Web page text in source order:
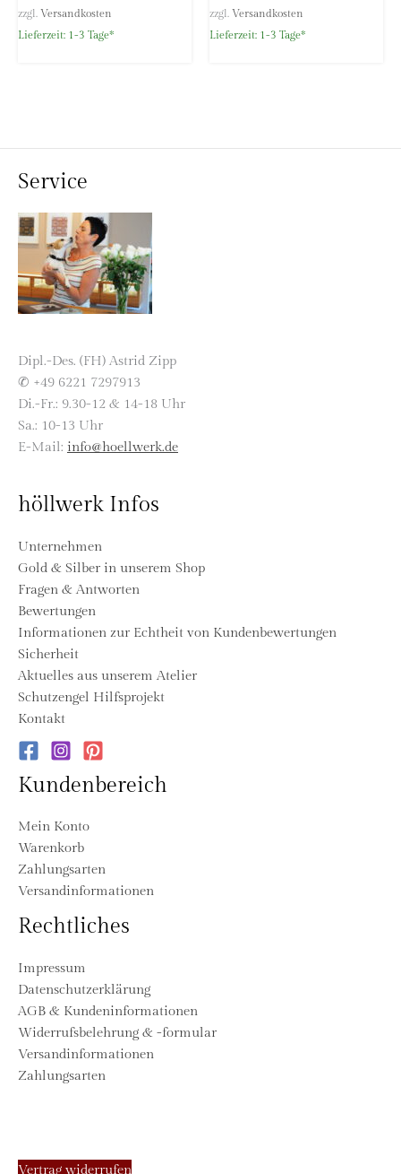
zzgl. Versandkosten
Lieferzeit: 1-3 Tage*
zzgl. Versandkosten
Lieferzeit: 1-3 Tage*
Service
Dipl.-Des. (FH) Astrid Zipp
✆ +49 6221 7297913
Di.-Fr.: 9.30-12 & 14-18 Uhr
Sa.: 10-13 Uhr
E-Mail: info@hoellwerk.de
höllwerk Infos
Unternehmen
Gold & Silber in unserem Shop
Fragen & Antworten
Bewertungen
Informationen zur Echtheit von Kundenbewertungen
Sicherheit
Aktuelles aus unserem Atelier
Schutzengel Hilfsprojekt
Kontakt
Kundenbereich
Mein Konto
Warenkorb
Zahlungsarten
Versandinformationen
Rechtliches
Impressum
Datenschutzerklärung
AGB & Kundeninformationen
Widerrufsbelehrung & -formular
Versandinformationen
Zahlungsarten
Vertrag widerrufen